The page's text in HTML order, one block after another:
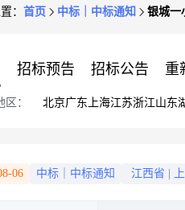
： 首页 中标｜中标通知 银城一
招标预告 招标公告 重
： 北京广东 上海江苏浙江山东
06 中标｜中标通知 江西省